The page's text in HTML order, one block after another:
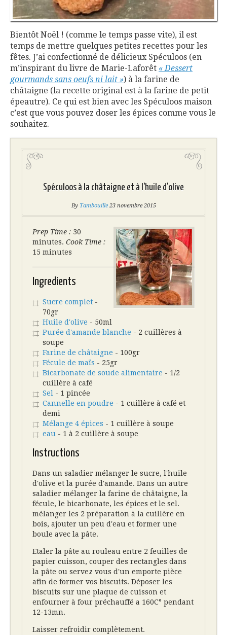
Bientôt Noël ! (comme le temps passe vite), il est
temps de mettre quelques petites recettes pour les
fêtes. J’ai confectionné de délicieux Spéculoos (en
m’inspirant du livre de Marie-Laforêt « Dessert
gourmands sans oeufs ni lait ») à la farine de
châtaigne (la recette original est à la farine de petit
épeautre). Ce qui est bien avec les Spéculoos maison
c’est que vous pouvez doser les épices comme vous le
souhaitez.
Spéculoos à la châtaigne et à l'huile d'olive
By Tambouille 23 novembre 2015
Prep Time : 30
minutes. Cook Time :
15 minutes
Ingredients
Sucre complet -
70gr
Huile d'olive - 50ml
Purée d'amande blanche - 2 cuillères à
soupe
Farine de châtaigne - 100gr
Fécule de maïs - 25gr
Bicarbonate de soude alimentaire - 1/2
cuillère à café
Sel - 1 pincée
Cannelle en poudre - 1 cuillère à café et
demi
Mélange 4 épices - 1 cuillère à soupe
eau - 1 à 2 cuillère à soupe
Instructions
Dans un saladier mélanger le sucre, l'huile
d'olive et la purée d'amande. Dans un autre
saladier mélanger la farine de châtaigne, la
fécule, le bicarbonate, les épices et le sel.
mélanger les 2 préparation à la cuillère en
bois, ajouter un peu d'eau et former une
boule avec la pâte.
Etaler la pâte au rouleau entre 2 feuilles de
papier cuisson, couper des rectangles dans
la pâte ou servez vous d'un emporte pièce
afin de former vos biscuits. Déposer les
biscuits sur une plaque de cuisson et
enfourner à four préchauffé a 160C° pendant
12-13mn.
Laisser refroidir complètement.